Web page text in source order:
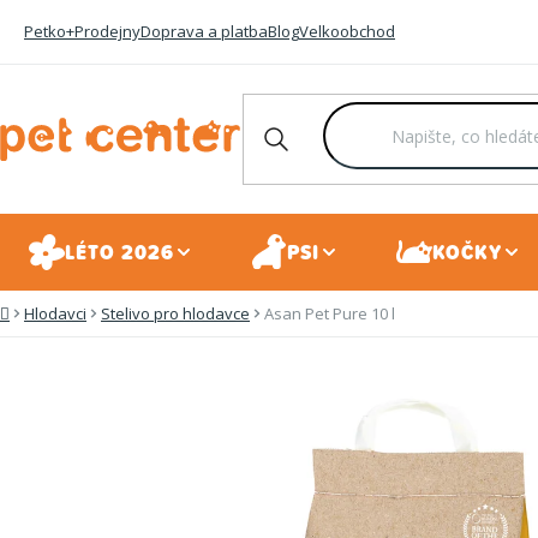
Petko+ProdejnyDoprava a platbaBlogVelkoobchod
LÉTO 2026 PSI KOČKY
DomůHlodavci Stelivo pro hlodavce Asan Pet Pure 10 l